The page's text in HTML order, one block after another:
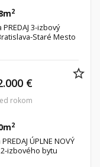
2
3-izbový
Staré Mesto
2
ÚPLNE NOVÝ
2-izbového bytu
€
rokom